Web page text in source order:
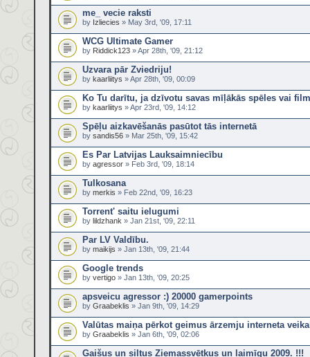
me_ vecie raksti
by Izliecies » May 3rd, '09, 17:11
WCG Ultimate Gamer
by Riddick123 » Apr 28th, '09, 21:12
Uzvara pār Zviedriju!
by kaarliitys » Apr 28th, '09, 00:09
Ko Tu darītu, ja dzīvotu savas mīļākās spēles vai
by kaarliitys » Apr 23rd, '09, 14:12
Spēļu aizkavēšanās pasūtot tās internetā
by sandis56 » Mar 25th, '09, 15:42
Es Par Latvijas Lauksaimniecību
by agressor » Feb 3rd, '09, 18:14
Tulkosana
by merkis » Feb 22nd, '09, 16:23
Torrent' saitu ielugumi
by lildzhank » Jan 21st, '09, 22:11
Par LV Valdību.
by maikijs » Jan 13th, '09, 21:44
Google trends
by vertigo » Jan 13th, '09, 20:25
apsveicu agressor :) 20000 gamerpoints
by Graabeklis » Jan 9th, '09, 14:29
Valūtas maiņa pērkot geimus ārzemju interneta
by Graabeklis » Jan 6th, '09, 02:06
Gaišus un siltus Ziemassvētkus un laimīgu 2009. !!!